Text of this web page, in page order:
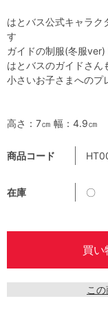
商品コード
在庫 〇
こ
はとバス公式キャラク
す
ガイドの制服(冬服ver)
はとバスのガイドさん
小さいお子さまへのプ
高さ：7㎝ 幅：4.9㎝